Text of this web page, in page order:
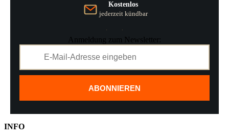
Kostenlos
jederzeit kündbar
Anmeldung zum Newsletter:
ABONNIEREN
INFO